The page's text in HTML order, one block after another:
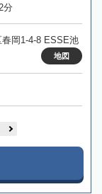
分
岡1-4-8 ESSE池
地図